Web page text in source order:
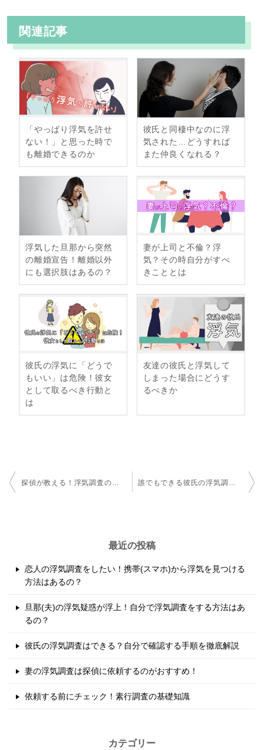
o
k
e a
関連記事
「やっぱり浮気を許せ
ない！」と思った時で
も離婚できるのか
彼氏と同棲中なのに浮
気された…どうすれば
また仲良くなれる？
浮気した旦那から突然
の離婚宣告！離婚以外
にも選択肢はあるの？
妻が上司と不倫？浮
気？その時自分がすべ
きこととは
彼氏の浮気に「どうで
もいい」は危険！彼女
として取るべき行動と
は
友達の彼氏と浮気して
しまった場合にどうす
るべきか
投
ー
ョ
最近の投稿
恋人の浮気調査をしたい！携帯(スマホ)から浮気を見つける
方法はあるの？
旦那(夫)の浮気疑惑が浮上！自分で浮気調査をする方法はあ
るの？
彼氏の浮気調査はできる？自分で確認する手順を徹底解説
妻の浮気調査は探偵に依頼するのがおすすめ！
依頼する前にチェック！素行調査の基礎知識
カテゴリー